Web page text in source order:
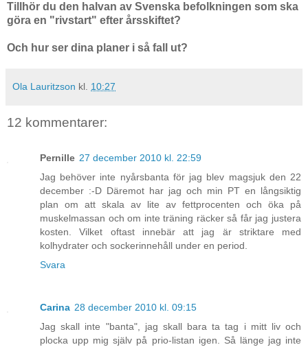
Tillhör du den halvan av Svenska befolkningen som ska
göra en "rivstart" efter årsskiftet?
Och hur ser dina planer i så fall ut?
Ola Lauritzson kl. 10:27
12 kommentarer:
Pernille 27 december 2010 kl. 22:59
Jag behöver inte nyårsbanta för jag blev magsjuk den 22
december :-D Däremot har jag och min PT en långsiktig
plan om att skala av lite av fettprocenten och öka på
muskelmassan och om inte träning räcker så får jag justera
kosten. Vilket oftast innebär att jag är striktare med
kolhydrater och sockerinnehåll under en period.
Svara
Carina 28 december 2010 kl. 09:15
Jag skall inte "banta", jag skall bara ta tag i mitt liv och
plocka upp mig själv på prio-listan igen. Så länge jag inte